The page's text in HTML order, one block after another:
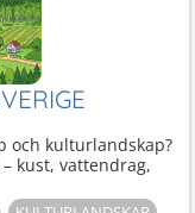
och kulturlandskap?
kust, vattendrag,